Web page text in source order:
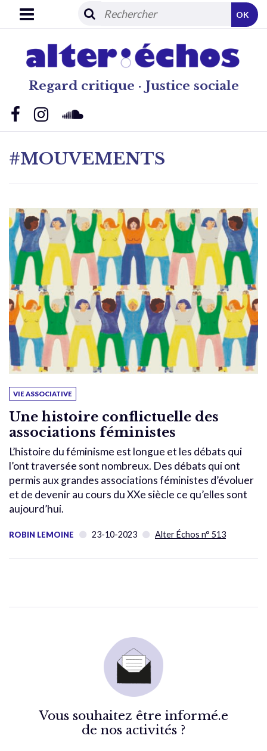
Regard critique · Justice sociale
OK
#MOUVEMENTS
VIE ASSOCIATIVE
Une histoire conflictuelle des
associations féministes
L’histoire du féminisme est longue et les débats qui
l’ont traversée sont nombreux. Des débats qui ont
permis aux grandes associations féministes d’évoluer
et de devenir au cours du XXe siècle ce qu’elles sont
aujourd’hui.
ROBIN LEMOINE 23-10-2023 Alter Échos n° 513
Vous souhaitez être informé.e
de nos activités ?